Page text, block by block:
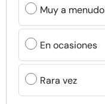
Cursos
Recursos
Comunidad
Muy a menudo
En ocasiones
Rara vez